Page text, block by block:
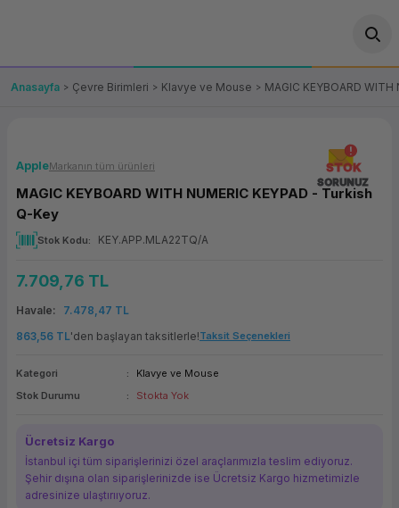
OT/VT Ürünleri
Fiş Yazıcı
Panel PC
(Firewall)
Makinesi
Makinesi
Çözümleri
Bağlantı
Yedekleme
Ürünler
Paketi
Anasayfa Çevre Birimleri Klavye ve Mouse MAGIC KEYBOARD
STOK
SORUNUZ
AppleMarkanın tüm ürünleri
MAGIC KEYBOARD WITH NUMERIC KEYPAD - Turkish
Q-Key
Stok Kodu KEY.APP.MLA22TQ/A
7.709,76 TL
Havale
7.478,47 TL
863,56 TL'den başlayan taksitlerle!Taksit Seçenekleri
Kategori
Klavye ve Mouse
Stok Durumu
Stokta Yok
Ücretsiz Kargo
İstanbul içi tüm siparişlerinizi özel araçlarımızla teslim ediyoruz.
Şehir dışına olan siparişlerinizde ise Ücretsiz Kargo hizmetimizle
adresinize ulaştırııyoruz.